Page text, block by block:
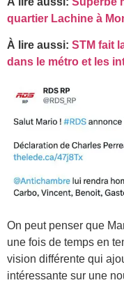
quartier Lachine à
À lire aussi: STM fait
dans le métro et les
On peut penser que
une fois de temps en
vision différente qui
intéressante sur une